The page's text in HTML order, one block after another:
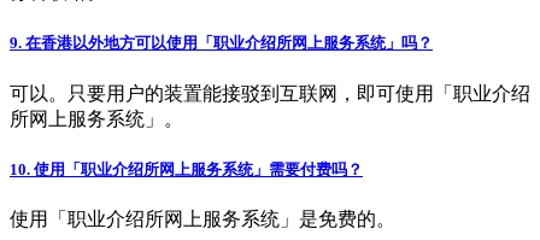
9. 在香港以外地方可以使用「职业介绍所网上服务系统」吗？
可以。只要用户的装置能接驳到互联网，即可使用「职业介绍
所网上服务系统」。
10. 使用「职业介绍所网上服务系统」需要付费吗？
使用「职业介绍所网上服务系统」是免费的。